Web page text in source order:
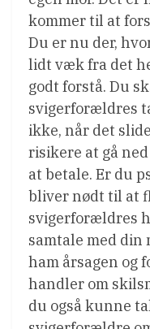
kommer til at
Du er nu der,
lidt væk fra det
godt forstå. Du
svigerforældres
ikke, når det
risikere at gå
at betale. Er du
bliver nødt til at
svigerforældres
samtale med
ham årsagen og
handler om
du også kunne